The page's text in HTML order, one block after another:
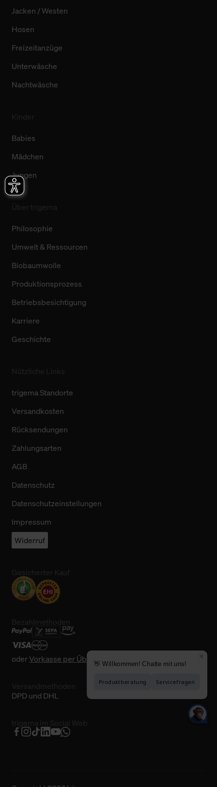
Jacken / Westen
Hosen
Freizeitanzüge
Unterwäsche
Nachtwäsche
Babies
Mädchen
Jungen
Philosophie
Umwelt & Ressourcen
Biobaumwolle
Produktionsprozess
Betriebsbesichtigung
Karriere
Geschichte
trigema Standorte
Versandkosten
Rücksendungen
Zahlungsarten
AGB
Datenschutz
Datenschutzeinstellungen
Impressum
Widerruf
oderVorkasse per Überweisung
DPD und DHL